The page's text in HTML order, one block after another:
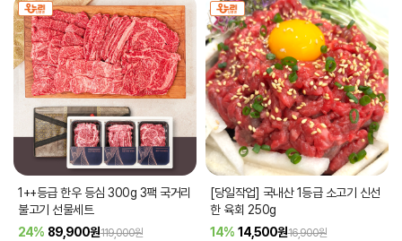
1++등급 한우 등심 300g 3팩 국거리
불고기 선물세트
24% 89,900원119,000원
[당일작업] 국내산 1등급 소고기 신선
한 육회 250g
14% 14,500원16,900원